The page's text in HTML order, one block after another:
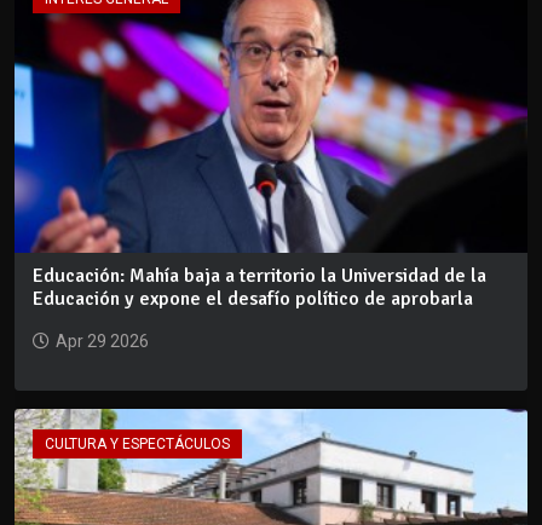
Educación: Mahía baja a territorio la Universidad de la
Educación y expone el desafío político de aprobarla
Apr 29 2026
CULTURA Y ESPECTÁCULOS